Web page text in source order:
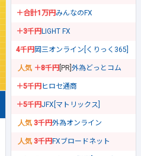
＋合計1万円みんなのFX
＋3千円LIGHT FX
4千円岡三オンライン[くりっく365]
＋8千円 [PR] 外為どっとコム
＋5千円ヒロセ通商
＋5千円JFX[マトリックス]
3千円外為オンライン
3千円FXブロードネット